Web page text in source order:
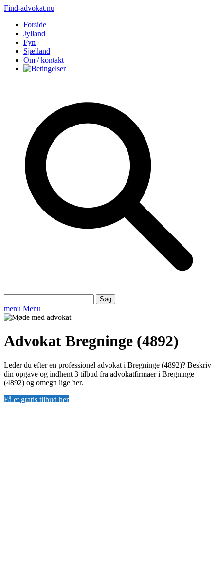
Find-advokat.nu
Forside
Jylland
Fyn
Sjælland
Om / kontakt
efter:
menu Menu
Advokat Bregninge (4892)
Leder du efter en professionel advokat i Bregninge (4892)? Beskriv
din opgave og indhent 3 tilbud fra advokatfirmaer i Bregninge
(4892) og omegn lige her.
Få et gratis tilbud her